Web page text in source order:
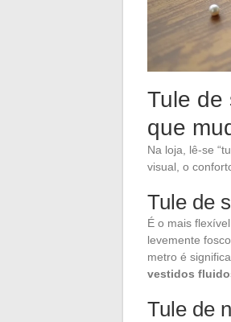
Tule de
que
Na loja, lê-se
visual, o
Tule de
É o mais
levemente
metro é
vestidos
Tule de